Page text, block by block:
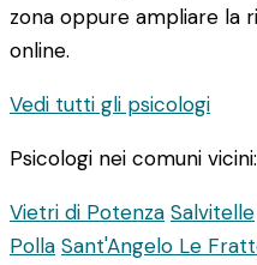
zona oppure ampliare la
online.
Vedi tutti gli psicologi
Psicologi nei comuni vicini:
Vietri di Potenza Salvitelle
Polla Sant'Angelo Le